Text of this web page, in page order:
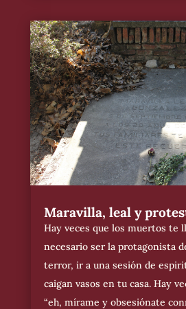
Maravilla, leal y
Hay veces que los muertos te
necesario ser la protagonista
terror, ir a una sesión de
caigan vasos en tu casa. Hay
“eh, mírame y obsesiónate